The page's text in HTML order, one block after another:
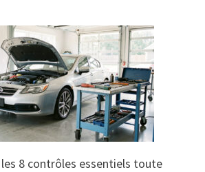
8 contrôles essentiels toute